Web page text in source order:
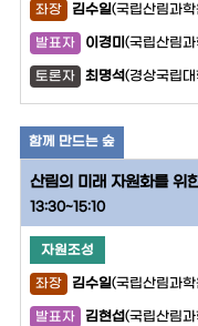
좌장 김수일(국립산림과
발표자 이경미(국립산림
토론자 최명석(경상국립
함께 만드는 숲
산림의 미래 자원화를 위
13:30~15:10
자원조성
좌장 김수일(국립산림과
발표자 김현섭(국립산림